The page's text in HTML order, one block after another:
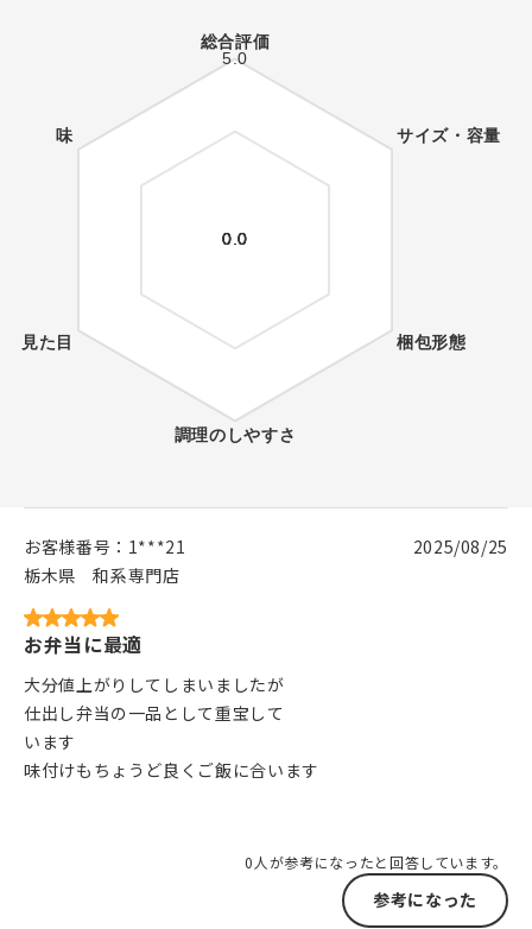
お客様番号： 1***21
栃木県
和系専門店
2025/08/25
お弁当に最適
大分値上がりしてしまいましたが
仕出し弁当の一品として重宝して
います
味付けもちょうど良くご飯に合います
0人が参考になったと回答しています。
参考になった